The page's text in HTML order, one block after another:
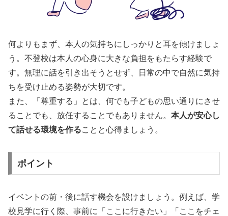
何よりもまず、本人の気持ちにしっかりと耳を傾けましょ
う。不登校は本人の心身に大きな負担をもたらす経験で
す。無理に話を引き出そうとせず、日常の中で自然に気持
ちを受け止める姿勢が大切です。
また、「尊重する」とは、何でも子どもの思い通りにさせ
ることでも、放任することでもありません。 本人が安心し
て話せる環境を作ることと心得ましょう。
ポイント
イベントの前・後に話す機会を設けましょう。例えば、学
校見学に行く際、事前に「ここに行きたい」「ここをチェ